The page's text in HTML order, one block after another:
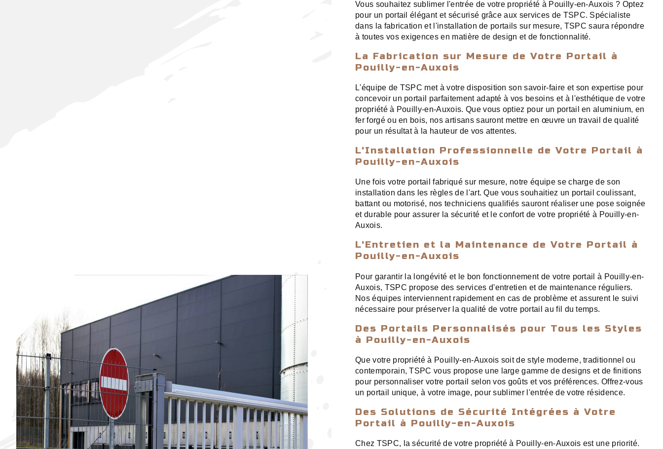
Vous souhaitez sublimer l'entrée de votre propriété à Pouilly-en-Auxois ? Optez
pour un portail élégant et sécurisé grâce aux services de TSPC. Spécialiste
dans la fabrication et l'installation de portails sur mesure, TSPC saura répondre
à toutes vos exigences en matière de design et de fonctionnalité.
La Fabrication sur Mesure de Votre Portail à
Pouilly-en-Auxois
L'équipe de TSPC met à votre disposition son savoir-faire et son expertise pour
concevoir un portail parfaitement adapté à vos besoins et à l'esthétique de votre
propriété à Pouilly-en-Auxois. Que vous optiez pour un portail en aluminium, en
fer forgé ou en bois, nos artisans sauront mettre en œuvre un travail de qualité
pour un résultat à la hauteur de vos attentes.
L'Installation Professionnelle de Votre Portail à
Pouilly-en-Auxois
Une fois votre portail fabriqué sur mesure, notre équipe se charge de son
installation dans les règles de l'art. Que vous souhaitiez un portail coulissant,
battant ou motorisé, nos techniciens qualifiés sauront réaliser une pose soignée
et durable pour assurer la sécurité et le confort de votre propriété à Pouilly-en-
Auxois.
L'Entretien et la Maintenance de Votre Portail à
Pouilly-en-Auxois
Pour garantir la longévité et le bon fonctionnement de votre portail à Pouilly-en-
Auxois, TSPC propose des services d'entretien et de maintenance réguliers.
Nos équipes interviennent rapidement en cas de problème et assurent le suivi
nécessaire pour préserver la qualité de votre portail au fil du temps.
Des Portails Personnalisés pour Tous les Styles
à Pouilly-en-Auxois
Que votre propriété à Pouilly-en-Auxois soit de style moderne, traditionnel ou
contemporain, TSPC vous propose une large gamme de designs et de finitions
pour personnaliser votre portail selon vos goûts et vos préférences. Offrez-vous
un portail unique, à votre image, pour sublimer l'entrée de votre résidence.
Des Solutions de Sécurité Intégrées à Votre
Portail à Pouilly-en-Auxois
Chez TSPC, la sécurité de votre propriété à Pouilly-en-Auxois est une priorité.